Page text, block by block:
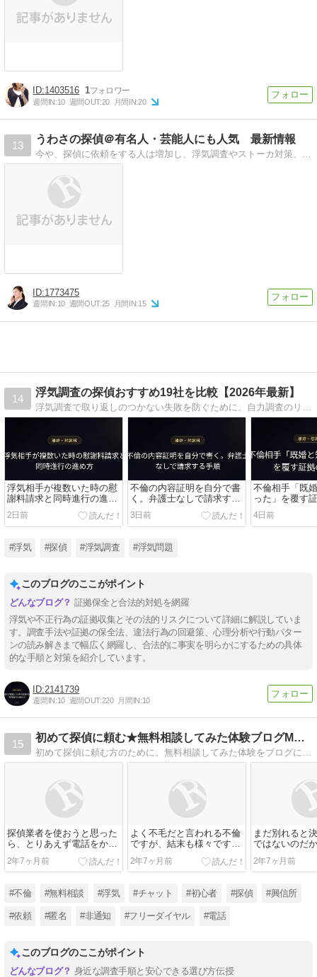
1403516 1
週間IN:10 週間OUT:20 月間IN:20
13
うわさの探偵＠有名人・芸能人にも人気 最新情報
1773475
週間IN:10 週間OUT:25 月間IN:15
14
浮気調査の探偵おすすめ19社を比較【2026年最新】
浮気相手が複数いた時の慰
謝料請求と同時進行の進め
2日前
不倫の内容証明を自分で書
く。弁護士なしで請求する
手順
3日前
不倫相手「既
った」を覆す
4日前
#浮気 #探偵 #浮気調査 #浮気問題
このブログのここがポイント
証拠保全と合法的対処を網羅
浮気や不正行為の証拠収集とその法的リスクについて詳細に解説していま
す。調査手法や証拠の保全法、違法行為の回避策、心理分析や行動パター
ンの読み解きまで幅広く網羅し、合法的に事実を明らかにするための具体
的な手順と対策を紹介しています。
2141739
週間IN:10 週間OUT:220 月間IN:10
15
初めて探偵に頼む★無料相談してみた体験ブログMYペディア
初めて探偵に頼む方のために。無料相談してみた体験をブログに残しました。匿名で相談できる探偵に電話した結果
探偵業者を使おうと思った
ら、とりあえず電話をかけ
ます。心配なら非表示でか
けるのもOKで
2年7ヶ月前
よく不毛だと言われる不倫
ですが、結末も様々です。
配偶者や職場に浮気がバレ
た挙句、離婚され
2年7ヶ月前
まだ別れると
ではないのだ
を雇うすれば
せ
2年7ヶ月前
#不倫 #無料相談 #浮気 #チャット #初心者 #探偵 #興信所
#依頼 #匿名 #非通知 #フリーダイヤル #電話
このブログのここがポイント
身近な調査手順と安心できる選び方伝授